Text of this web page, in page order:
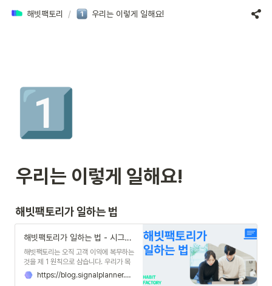
해빗팩토리 / 우리는 이렇게 일해요!
1️⃣
우리는 이렇게 일해요!
해빗팩토리가 일하는 법
해빗팩토리가 일하는 법 - 시그널플래너 블로그
해빗팩토리는 오직 고객 이익에 복무하는
것을 제 1 원칙으로 삼습니다. 우리가 목
표를 성취할수록, 더 많은 고객이 똑똑한
소비를 하게 됩니다. 객관성과 정직성에
https://blog.signalplanner.co.kr/1484/